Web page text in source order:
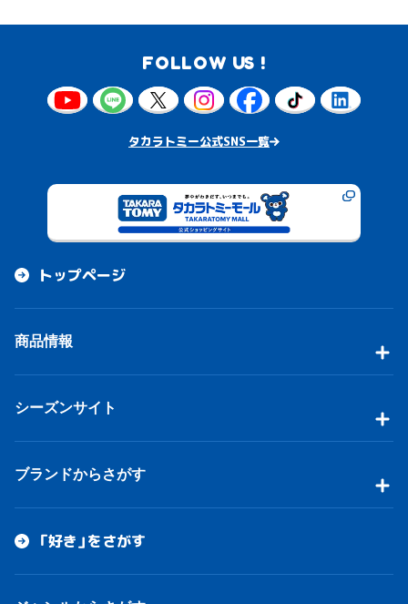
FOLLOW US !
タカラトミー公式SNS一覧
トップページ
商品情報
シーズンサイト
ブランドからさがす
「好き」をさがす